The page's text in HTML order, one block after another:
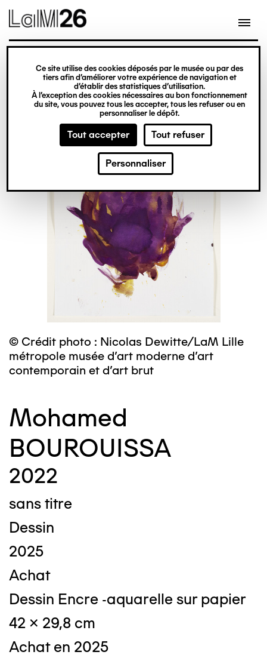
Gestion des cookies
Ce site utilise des cookies déposés par le musée ou par des
tiers afin d’améliorer votre expérience de navigation et
d’établir des statistiques d’utilisation.
À l’exception des cookies nécessaires au bon fonctionnement
du site, vous pouvez tous les accepter, tous les refuser ou en
personnaliser le dépôt.
Tout accepter Tout refuser
Personnaliser
contenu
© Crédit photo : Nicolas Dewitte/LaM Lille
métropole musée d’art moderne d’art
contemporain et d’art brut
Mohamed
BOUROUISSA
2022
sans titre
Dessin
2025
Achat
Dessin Encre -aquarelle sur papier
42 x 29,8 cm
Achat en 2025